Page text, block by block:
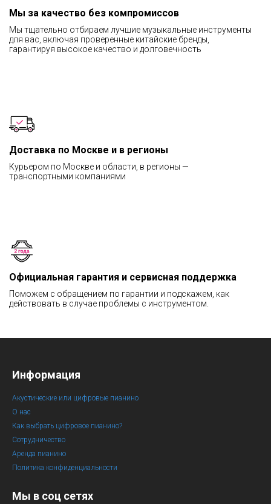
Мы за качество без компромиссов
Мы тщательно отбираем лучшие музыкальные инструменты
для вас, включая проверенные китайские бренды,
гарантируя высокое качество и долговечность
Доставка по Москве и в регионы
Курьером по Москве и области, в регионы —
транспортными компаниями
Официальная гарантия и сервисная поддержка
Поможем с обращением по гарантии и подскажем, как
действовать в случае проблемы с инструментом.
Информация
Акустические или цифровые пианино
О нас
Как выбрать цифровое пианино?
Сотрудничество
Аренда пианино
Политика конфиденциальности
Мы в соц сетях